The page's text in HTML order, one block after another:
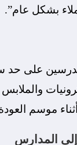
بشكل عام”.
على
موسم